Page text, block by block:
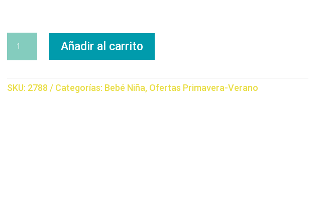
Flores
Lazo
cantidad
Añadir al carrito
SKU: 2788 Categorías: Bebé Niña, Ofertas Primavera-Verano